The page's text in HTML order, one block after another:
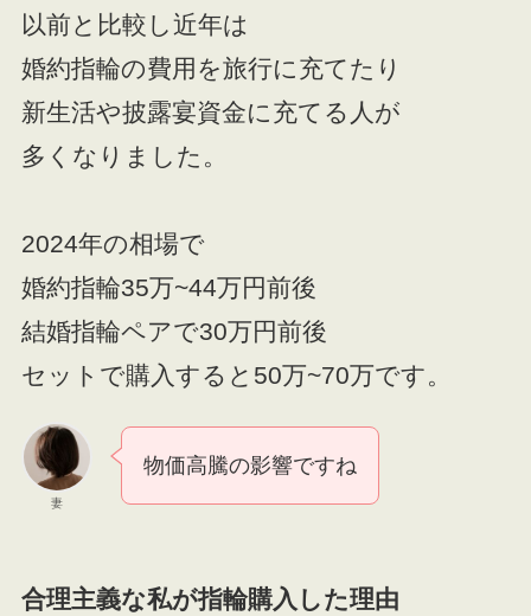
以前と比較し近年は
婚約指輪の費用を旅行に充てたり
新生活や披露宴資金に充てる人が
多くなりました。
2024年の相場で
婚約指輪35万~44万円前後
結婚指輪ペアで30万円前後
セットで購入すると50万~70万です。
妻
物価高騰の影響ですね
合理主義な私が指輪購入した理由